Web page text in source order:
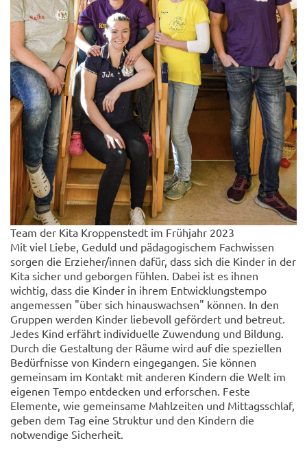
Team der Kita Kroppenstedt im Frühjahr 2023
Mit viel Liebe, Geduld und pädagogischem Fachwissen
sorgen die Erzieher/innen dafür, dass sich die Kinder in der
Kita sicher und geborgen fühlen. Dabei ist es ihnen
wichtig, dass die Kinder in ihrem Entwicklungstempo
angemessen "über sich hinauswachsen" können. In den
Gruppen werden Kinder liebevoll gefördert und betreut.
Jedes Kind erfährt individuelle Zuwendung und Bildung.
Durch die Gestaltung der Räume wird auf die speziellen
Bedürfnisse von Kindern eingegangen. Sie können
gemeinsam im Kontakt mit anderen Kindern die Welt im
eigenen Tempo entdecken und erforschen. Feste
Elemente, wie gemeinsame Mahlzeiten und Mittagsschlaf,
geben dem Tag eine Struktur und den Kindern die
notwendige Sicherheit.